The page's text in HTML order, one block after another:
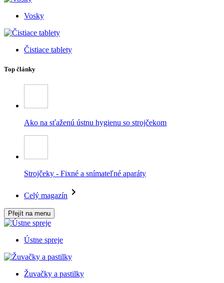
Vosky
Čistiace tablety
Top články
Ako na sťaženú ústnu hygienu so strojčekom
Strojčeky - Fixné a snímateľné aparáty
Celý magazín
Přejít na menu
Ústne spreje
Žuvačky a pastilky